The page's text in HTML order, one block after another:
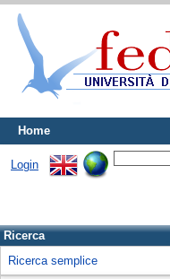
Home
Login
Ricerca
Ricerca semplice